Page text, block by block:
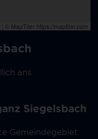
ans
Siegelsbach
Gemeindegebiet